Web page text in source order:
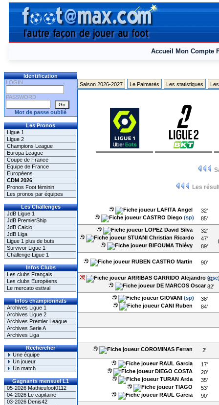
Accueil Mon Compte
Identification
LOGIN
PASSWORD
Mot de passe oublié
Les Pronos
Ligue 1
Ligue 2
Champions League
Europa League
Coupe de France
Equipe de France
Européens
CDM 2026
Pronos Foot féminin
Les pronos par équipes
Les Challenges
JdB Ligue 1
JdB PremierShip
JdB Calcio
JdB Liga
Ligue 1 plus de buts
Survivor Ligue 1
Challenge Ligue 1
Infos Clubs
Les clubs Français
Les clubs Européens
Le mercato estival
Infos championnats
Archives Ligue 1
Archives Ligue 2
Archives Premier League
Archives Serie A
Archives Liga
Rechercher
Une équipe
Un joueur
Un match
Gagnants mensuel L1
05-2026 Mathieufoot0112
04-2026 Le capitaine
03-2026 Denis42
Saison 2026-2027 Le Palmarès Les statistiques
Les
LAFITA Angel
32'
CASTRO Diego (sp)
85'
LOPEZ David Silva
32'
STUANI Christian Ricardo
47'
BIFOUMA Thiévy
89'
RUBEN CASTRO Martin 90'
ARRIBAS GARRIDO Alejandro 31'
DE MARCOS Oscar 82'
GIOVANI (sp)
38'
CANI Ruben
84'
COROMINAS Ferran 2'
RAUL Garcia
17'
DIEGO COSTA
20'
TURAN Arda
35'
TIAGO
53'
RAUL Garcia
90'